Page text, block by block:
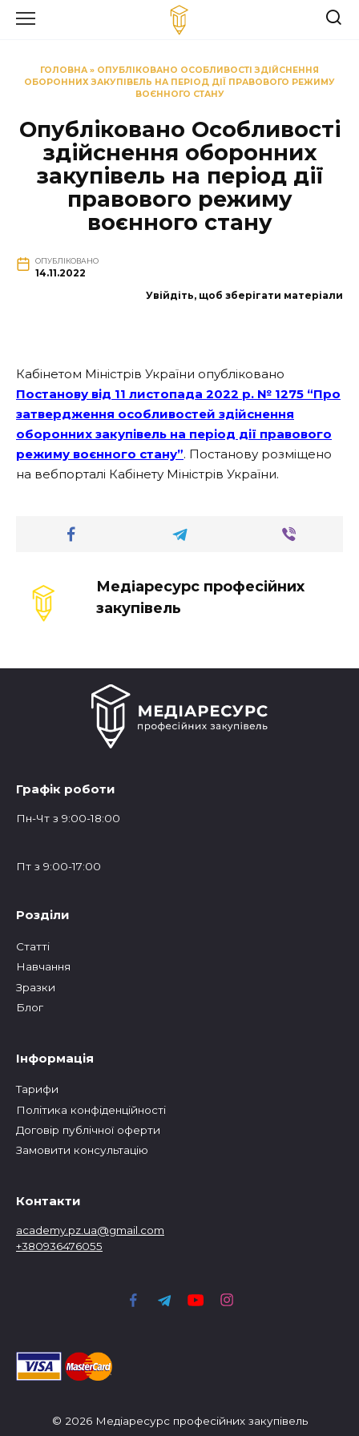
ГОЛОВНА» ОПУБЛІКОВАНО ОСОБЛИВОСТІ ЗДІЙСНЕННЯ
ОБОРОННИХ ЗАКУПІВЕЛЬ НА ПЕРІОД ДІЇ ПРАВОВОГО РЕЖИМУ
ВОЄННОГО СТАНУ
Опубліковано Особливості
здійснення оборонних
закупівель на період дії
правового режиму
воєнного стану
ОПУБЛІКОВАНО
14.11.2022
Увійдіть, щоб зберігати матеріали
Кабінетом Міністрів України опубліковано
Постанову від 11 листопада 2022 р. № 1275 “Про
затвердження особливостей здійснення
оборонних закупівель на період дії правового
режиму воєнного стану”. Постанову розміщено
на вебпорталі Кабінету Міністрів України.
Медіаресурс професійних
закупівель
Графік роботи
Пн-Чт з 9:00-18:00
Пт з 9:00-17:00
Розділи
Статтi
Навчання
Зразки
Блог
Інформація
Тарифи
Політика конфіденційності
Договір публічної оферти
Замовити консультацію
Контакти
academy.pz.ua@gmail.com
+380936476055
© 2026 Медіаресурс професійних закупівель